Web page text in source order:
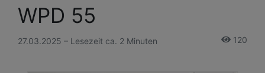
WPD 55
27.03.2025 – Lesezeit ca. 2 Minuten 120